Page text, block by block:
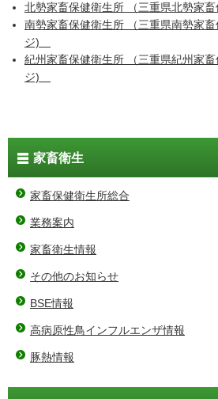
北勢家畜保健衛生所 （三重県北勢家
南勢家畜保健衛生所 （三重県南勢家
ジ)
紀州家畜保健衛生所 （三重県紀州家
ジ)
家畜衛生
家畜保健衛生所総合
業務案内
家畜衛生情報
その他のお知らせ
BSE情報
高病原性鳥インフルエンザ情報
豚熱情報